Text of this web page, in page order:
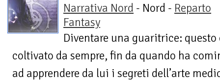
Narrativa Nord - Nord - Reparto
Fantasy
Diventare una guaritrice: questo
coltivato da sempre, fin da quando ha
ad apprendere da lui i segreti dell’arte